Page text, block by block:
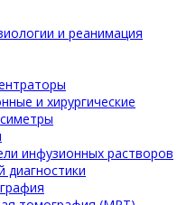
и реанимация
и хирургические
инфузионных растворов
диагностики